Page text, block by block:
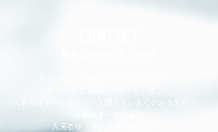
入居者様や仲介会社様へ人間くさい真心のある対応で、
入居者様、そして仲介会社様から